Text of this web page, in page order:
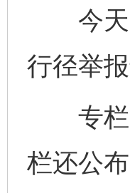
今天（
行径举
专栏
栏还公